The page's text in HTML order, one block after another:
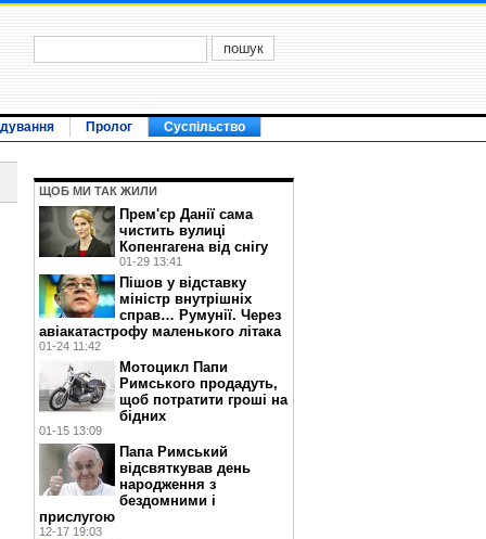
Пролог Суспільство
ЩОБ МИ ТАК ЖИЛИ
Прем'єр Данії сама
чистить вулиці
Копенгагена від снігу
01-29 13:41
Пішов у відставку
міністр внутрішніх
справ… Румунії. Через
авіакатастрофу маленького літака
01-24 11:42
Мотоцикл Папи
Римського продадуть,
щоб потратити гроші на
бідних
01-15 13:09
Папа Римський
відсвяткував день
народження з
бездомними і
прислугою
12-17 19:03